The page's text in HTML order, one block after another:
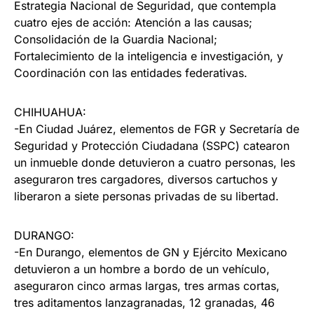
Estrategia Nacional de Seguridad, que contempla
cuatro ejes de acción: Atención a las causas;
Consolidación de la Guardia Nacional;
Fortalecimiento de la inteligencia e investigación, y
Coordinación con las entidades federativas.
CHIHUAHUA:
-En Ciudad Juárez, elementos de FGR y Secretaría de
Seguridad y Protección Ciudadana (SSPC) catearon
un inmueble donde detuvieron a cuatro personas, les
aseguraron tres cargadores, diversos cartuchos y
liberaron a siete personas privadas de su libertad.
DURANGO:
-En Durango, elementos de GN y Ejército Mexicano
detuvieron a un hombre a bordo de un vehículo,
aseguraron cinco armas largas, tres armas cortas,
tres aditamentos lanzagranadas, 12 granadas, 46